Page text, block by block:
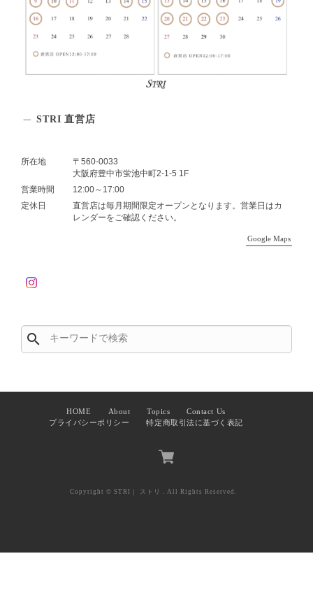
STRI 直営店
所在地
〒560-0033
大阪府豊中市蛍池中町2-1-5 1F
営業時間
12:00～17:00
定休日
直営店は毎月期間限定オープンとなります。営業日はカ
レンダーをご確認ください。
Google Maps
search
HOME About Topics
Contact Us
プライバシーポリシー
特定商取引法に基づく表記
Copyright © STRI｜ ストリ . All Rights Reserved.